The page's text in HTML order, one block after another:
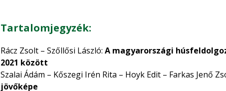
Tartalomjegyzék:
Rácz Zsolt – Szőllősi László: A magyarországi
2021 között
Szalai Ádám – Kőszegi Irén Rita – Hoyk Edit – Farkas Jenő
jövőképe